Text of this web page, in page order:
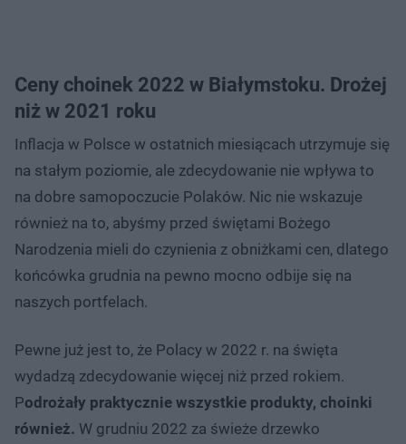
Ceny choinek 2022 w Białymstoku. Drożej
niż w 2021 roku
Inflacja w Polsce w ostatnich miesiącach utrzymuje się
na stałym poziomie, ale zdecydowanie nie wpływa to
na dobre samopoczucie Polaków. Nic nie wskazuje
również na to, abyśmy przed świętami Bożego
Narodzenia mieli do czynienia z obniżkami cen, dlatego
końcówka grudnia na pewno mocno odbije się na
naszych portfelach.
Pewne już jest to, że Polacy w 2022 r. na święta
wydadzą zdecydowanie więcej niż przed rokiem.
Podrożały praktycznie wszystkie produkty, choinki
również. W grudniu 2022 za świeże drzewko